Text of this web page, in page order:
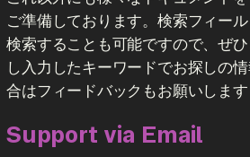
ご準備しております。検索フィー
検索することも可能ですので、ぜ
し入力したキーワードでお探しの
合はフィードバックもお願いします
Support via Email